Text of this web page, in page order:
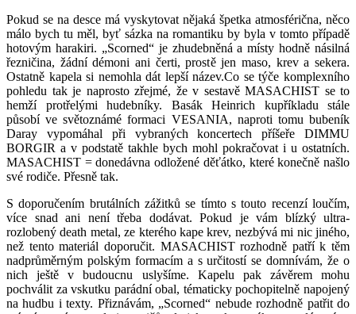
Pokud se na desce má vyskytovat nějaká špetka atmosférična, něco
málo bych tu měl, byť sázka na romantiku by byla v tomto případě
hotovým harakiri. „Scorned“ je zhudebněná a místy hodně násilná
řezničina, žádní démoni ani čerti, prostě jen maso, krev a sekera.
Ostatně kapela si nemohla dát lepší název.Co se týče komplexního
pohledu tak je naprosto zřejmé, že v sestavě MASACHIST se to
hemží protřelými hudebníky. Basák Heinrich kupříkladu stále
působí ve světoznámé formaci VESANIA, naproti tomu bubeník
Daray vypomáhal při vybraných koncertech příšeře DIMMU
BORGIR a v podstatě takhle bych mohl pokračovat i u ostatních.
MASACHIST = donedávna odložené děťátko, které konečně našlo
své rodiče. Přesně tak.
S doporučením brutálních zážitků se tímto s touto recenzí loučím,
více snad ani není třeba dodávat. Pokud je vám blízký ultra-
rozlobený death metal, ze kterého kape krev, nezbývá mi nic jiného,
než tento materiál doporučit. MASACHIST rozhodně patří k těm
nadprůměrným polským formacím a s určitostí se domnívám, že o
nich ještě v budoucnu uslyšíme. Kapelu pak závěrem mohu
pochválit za vskutku parádní obal, tématicky pochopitelně napojený
na hudbu i texty. Přiznávám, „Scorned“ nebude rozhodně patřit do